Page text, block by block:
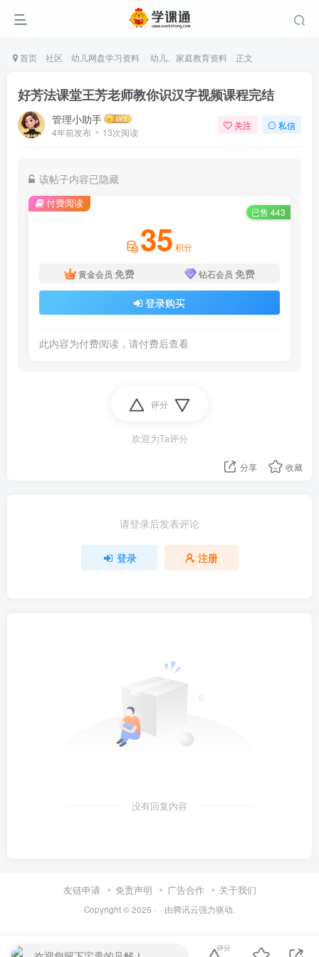
首页 社区 幼儿网盘学习资料 幼儿、家庭教育资料 正文
好芳法课堂王芳老师教你识汉字视频课程完结
管理小助手
4年前发布 13次阅读
关注 私信
该帖子内容已隐藏
付费阅读
已售 443
35 积分
黄金会员 免费 钻石会员 免费
登录购买
此内容为付费阅读，请付费后查看
评分
欢迎为Ta评分
分享 收藏
请登录后发表评论
登录 注册
没有回复内容
友链申请 免责声明 广告合作 关于我们
Copyright © 2025 · · 由腾讯云强力驱动.
评分